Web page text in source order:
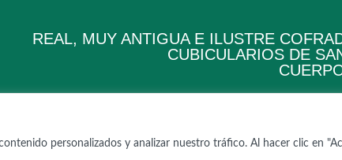
personalizados y analizar nuestro tráfico. Al hacer clic en
REAL, MUY ANTIGUA E ILUSTRE
CUBICULARIOS DE